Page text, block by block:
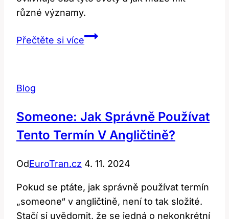
různé významy.
Přečtěte si víceRoll:
a
Pečivo?
Blog
Someone: Jak Správně Používat
Tento Termín V Angličtině?
OdEuroTran.cz 4. 11. 2024
Pokud se ptáte, jak správně používat termín
„someone“ v angličtině, není to tak složité.
Stačí si uvědomit, že se jedná o nekonkrétní